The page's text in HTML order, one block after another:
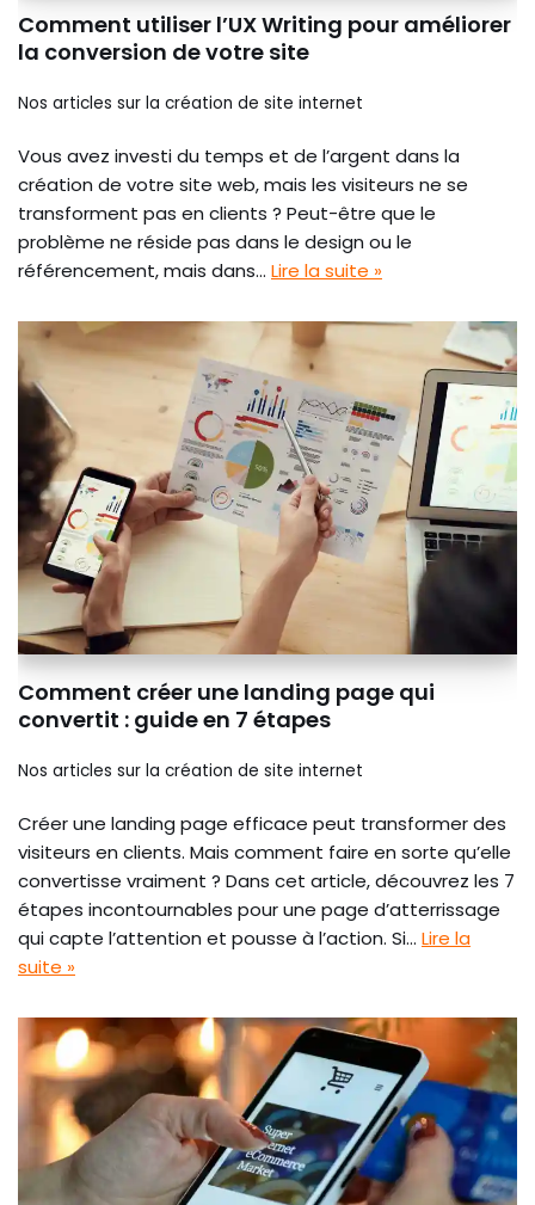
Comment utiliser l’UX Writing pour améliorer
la conversion de votre site
Nos articles sur la création de site internet
Vous avez investi du temps et de l’argent dans la
création de votre site web, mais les visiteurs ne se
transforment pas en clients ? Peut-être que le
problème ne réside pas dans le design ou le
référencement, mais dans… Lire la suite »
Comment créer une landing page qui
convertit : guide en 7 étapes
Nos articles sur la création de site internet
Créer une landing page efficace peut transformer des
visiteurs en clients. Mais comment faire en sorte qu’elle
convertisse vraiment ? Dans cet article, découvrez les 7
étapes incontournables pour une page d’atterrissage
qui capte l’attention et pousse à l’action. Si… Lire la
suite »